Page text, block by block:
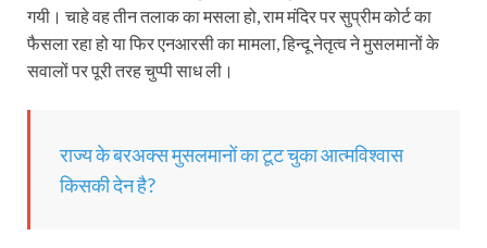
गयी। चाहे वह तीन तलाक का मसला हो, राम मंदिर पर सुप्रीम कोर्ट का
फैसला रहा हो या फिर एनआरसी का मामला, हिन्दू नेतृत्व ने मुसलमानों के
सवालों पर पूरी तरह चुप्पी साध ली।
राज्य के बरअक्स मुसलमानों का टूट चुका आत्मविश्वास
किसकी देन है?